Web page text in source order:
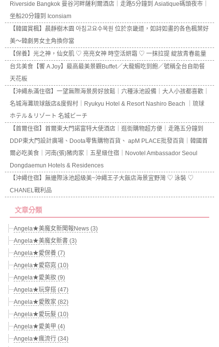
Riverside Bangkok 曼谷河畔薩利爾酒店｜走路5分鐘到 Asiatique碼頭夜市｜
坐船20分鐘到 Iconsiam
【韓國賞楓】晨靜樹木園 아침고요수목원 位於京畿道，如詩如畫的各色楓葉好
美～韓劇男女主角換你當
【保養】光之神，仙女肌 ♡ 亮亮女神 時空活妍霜 ♡ 一抹拉提 綻放青春能量
台北美食【饗 A Joy】最高最美景觀Buffet／大龍蝦吃到飽／號稱全台自助餐
天花板
【沖繩糸滿住宿】一望無際海景房好放鬆｜六種泳池設備｜大人小孩都喜歡｜
名城海灘琉球飯店&度假村｜Ryukyu Hotel & Resort Nashiro Beach ｜琉球
ホテル＆リゾート 名城ビーチ
【首爾住宿】首爾東大門諾富特大使酒店｜逛街購物超方便｜走路五分鐘到
DDP東大門設計廣場、Doota零售購物百貨、 apM PLACE批發百貨｜韓國首
爾必吃美食｜河南(張)豬肉家｜五星級住宿｜Novotel Ambassador Seoul
Dongdaemun Hotels & Residences
【沖繩住宿】無邊際泳池超級美~沖繩王子大飯店海景宜野灣 ♡ 泳裝 ♡
CHANEL戰利品
文章分類
Angela★美魔女新聞報News (3)
Angela★美魔女新書 (3)
Angela★愛保養 (7)
Angela★愛窈窕 (10)
Angela★愛美妝 (9)
Angela★玩穿搭 (47)
Angela★愛敗家 (82)
Angela★愛玩髮 (10)
Angela★愛美甲 (4)
Angela★瘋流行 (34)